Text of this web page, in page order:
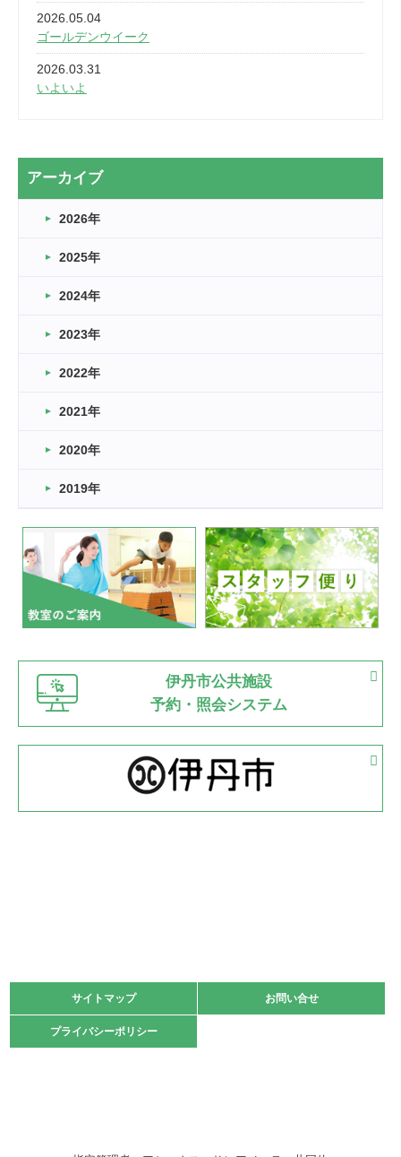
2026.05.04
ゴールデンウイーク
2026.03.31
いよいよ
2026.03.20
なぎなた
2026.03.16
車いすバスケとRくんのお話
卒業・卒園の季節★
2026.03.11
緑ケ丘体育館
2022.11.03
緑ケ丘体育館
いたっぼーる大会☆彡
緑ケ丘体育館
2022.07.03
市内総合体育大会が開始
緑ケ丘体育館 猪名川運動広場
古池運動広場
2022.06.12
県知事杯争奪バレーボール大会が開催
2022.05.05
体育協会長杯 バドミントン競技の部
2022.05.22
緑ケ丘体育館
2021.10.23
卓球選手権大会ラージボールの部開催☆
アーカイブ
2026年
2025年
2024年
2023年
2022年
2021年
2020年
2019年
伊丹市公共施設
予約・照会システム
サイトマップ お問い合せ
プライバシーポリシー
サイトマップ お問い合せ
プライバシーポリシー